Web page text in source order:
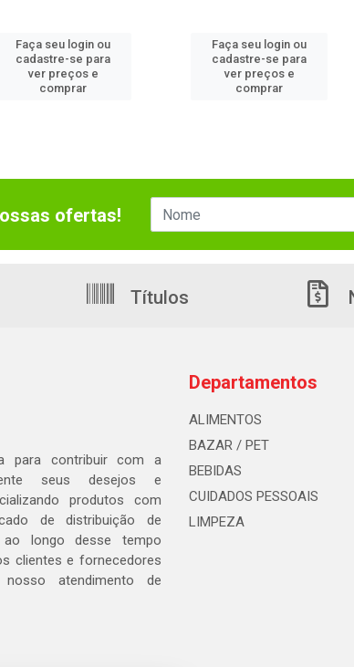
Faça seu login ou
cadastre-se para
ver preços e
comprar
Faça seu login ou
cadastre-se para
ver preços e
comprar
ofertas!
Títulos
para contribuir com a
seus desejos e
produtos com
de distribuição de
longo desse tempo
clientes e fornecedores
atendimento de
Departamentos
ALIMENTOS
BAZAR / PET
BEBIDAS
CUIDADOS PESSOAIS
LIMPEZA